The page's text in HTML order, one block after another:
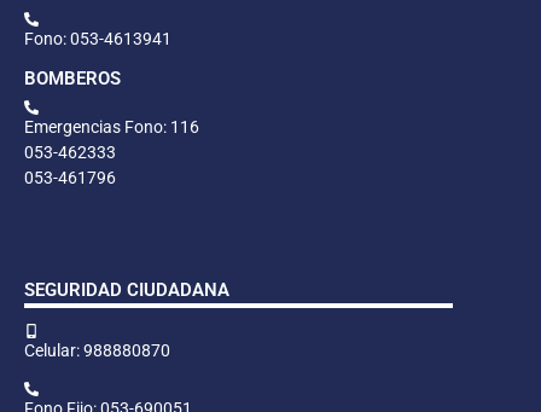
Fono: 053-4613941
BOMBEROS
Emergencias Fono: 116
053-462333
053-461796
SEGURIDAD CIUDADANA
Celular: 988880870
Fono Fijo: 053-690051